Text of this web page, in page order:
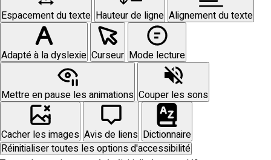
Espacement du texte Hauteur de ligne Alignement du texte
Adapté à la dyslexie Curseur Mode lecture
Mettre en pause les animations Couper les sons
Cacher les images Avis de liens Dictionnaire
Réinitialiser toutes les options d'accessibilité